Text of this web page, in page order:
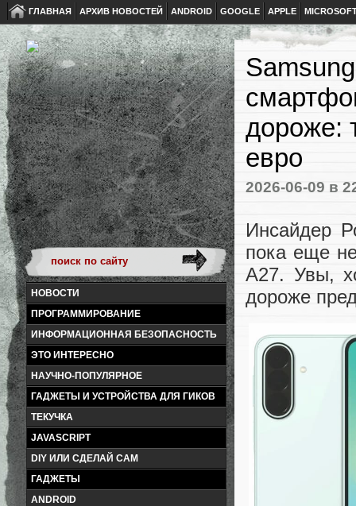
ГЛАВНАЯ АРХИВ НОВОСТЕЙ ANDROID GOOGLE APPLE
НОВОСТИ
ПРОГРАММИРОВАНИЕ
ИНФОРМАЦИОННАЯ БЕЗОПАСНОСТЬ
ЭТО ИНТЕРЕСНО
НАУЧНО-ПОПУЛЯРНОЕ
ГАДЖЕТЫ И УСТРОЙСТВА ДЛЯ ГИКОВ
ТЕКУЧКА
JAVASCRIPT
DIY ИЛИ СДЕЛАЙ САМ
ГАДЖЕТЫ
ANDROID
дороже:
евро
2026-06-09 в
Инсайдер
пока еще
A27. Увы,
дороже